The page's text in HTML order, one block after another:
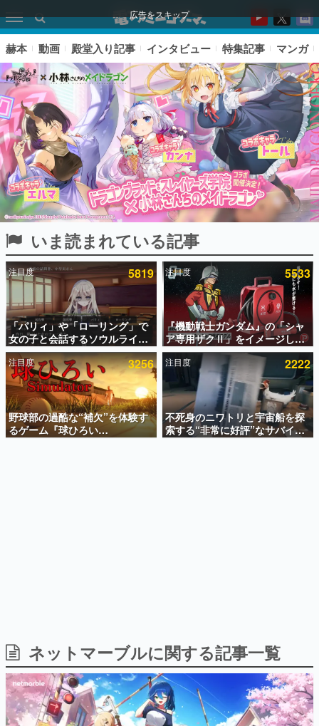
広告をスキップ
ピックアップ
電ファミのいま読まれている記事ランキング
アプリセール情報
インタビュー
連載・特集一覧
殿堂入り記事
SNS拡散数が数千以上！ ページビュー数万以上！ などな
ど。多くの人々に読まれた、電ファミ渾身の“殿堂入り”記
事をまとめました。
日本のコンテンツ産業やカルチャーに与えた影響を探る企
画です。
日本モバイルゲーム産業史
日本のモバイルゲーム史における主要なトピック・タイト
ルを網羅するほか、開発者へのインタビューや識者による
解説を掲載。約20年の歴史が一望できる決定版！
赫本 動画 殿堂入り記事 インタビュー 特集記事 マンガ
いま読まれている記事
注目度 5819
「パリィ」や「ローリング」で
女の子と会話するソウルライク
恋愛ゲーム『小早川さんはソウ
ルライク』無料公開。返事に失
敗すると「YOU DIED」
注目度 5533
『機動戦士ガンダム』の「シャ
ア専用ザクⅡ」をイメージした
散水ホースリールが予約開始。
本体にはシャアのパーソナルマ
ークやジオン公国軍のエンブレ
ム、型式番号などを配置
注目度 3256
野球部の過酷な“補欠”を体験す
るゲーム『球ひろい
Simulator』が「1件」のウィッ
注目度 2222
不死身のニワトリと宇宙船を探
索する“非常に好評”なサバイバ
ルゲーム『Breathedge』が無
ネットマーブルに関する記事一覧